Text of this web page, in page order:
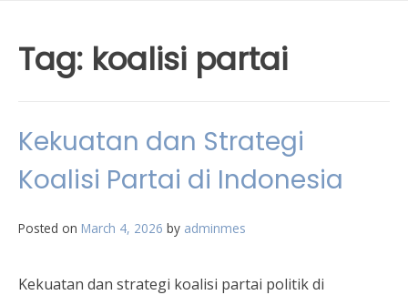
Tag: koalisi partai
Kekuatan dan Strategi
Koalisi Partai di Indonesia
Posted on March 4, 2026 by adminmes
Kekuatan dan strategi koalisi partai politik di